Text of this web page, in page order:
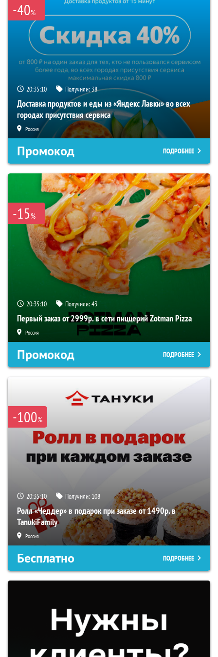
-40%
20:35:09 Получили:38
Доставка продуктов и еды из «Яндекс Лавки» во всех
городах присутствия сервиса
Россия
Промокод ПОДРОБНЕЕ
-15%
20:35:09 Получили:43
Первый заказ от 2999р. в сети пиццерий Zotman Pizza
Россия
Промокод ПОДРОБНЕЕ
-100%
20:35:09 Получили: 108
Ролл «Чеддер» в подарок при заказе от 1490р. в
TanukiFamily
Россия
Бесплатно ПОДРОБНЕЕ